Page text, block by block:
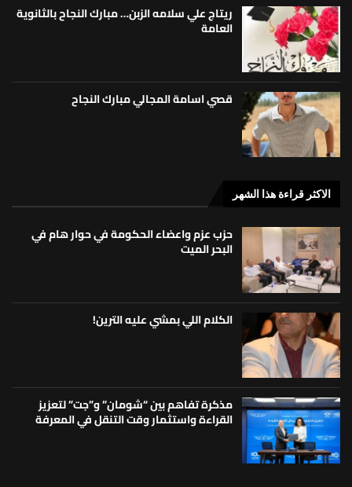
ريتاج علي سلامه الزبن… مبارك النجاح بالثانوية
العامة
قصي اسامة المجالي مبارك النجاح
الاكثر قراءة هذا الشهر
حزب عزم واعضاء الحكومة في حوار هام في
البحر الميت
الكلام اللي بمشي عليه الترين!
مذكرة تفاهم بين “شومان” و”جت” لتعزيز
القراءة واستثمار وقت التنقل في المعرفة